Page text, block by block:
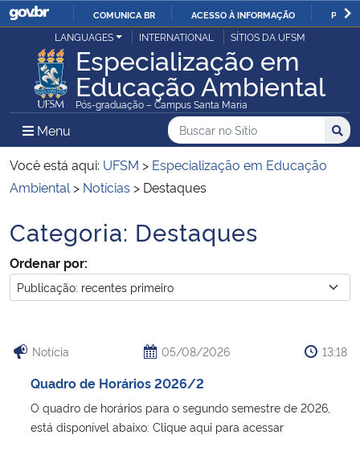
IR
PARA
O
CONTEÚDO
COMUNICA BR ACESSO À INFORMAÇÃO
Ministério da Justiça e Segurança Pública
Ministério da Defesa
Ministério das Relações Exteriores
Ministério da Infraestrutura
Ministério da Agricultura, Pecuária e Abastecimento
Ministério da Saúde
LANGUAGES INTERNATIONAL SÍTIOS DA UFSM
Especialização em
Educação Ambiental
Pós-graduação – Campus Santa Maria
Menu Menu Principal do Sítio
Busca
Buscar no no Sítio
Busca:
Você está aqui: UFSM > Especialização em Educação
Ambiental > Notícias > Destaques
Início do conteúdo
Categoria: Destaques
Ordenar por:
Notícia 05/08/2026 13:18
Quadro de Horários 2026/2
O quadro de horários para o segundo semestre de 2026,
está disponível abaixo: Clique aqui para acessar